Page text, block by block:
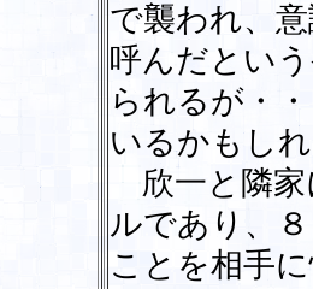
で襲われ、
呼んだとい
られるが・
いるかもしれ
欣一と隣家
ルであり、
ことを相手